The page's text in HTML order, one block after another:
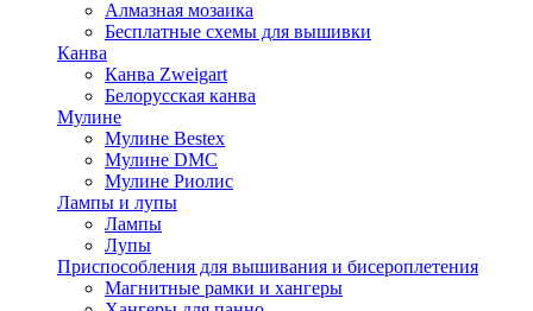
Алмазная мозаика
Бесплатные схемы для вышивки
Канва
Канва Zweigart
Белорусская канва
Мулине
Мулине Bestex
Мулине DMC
Мулине Риолис
Лампы и лупы
Лампы
Лупы
Приспособления для вышивания и бисероплетения
Магнитные рамки и хангеры